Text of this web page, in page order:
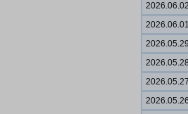
2026.06.02
2026.06.01
2026.05.29
2026.05.28
2026.05.27
2026.05.26